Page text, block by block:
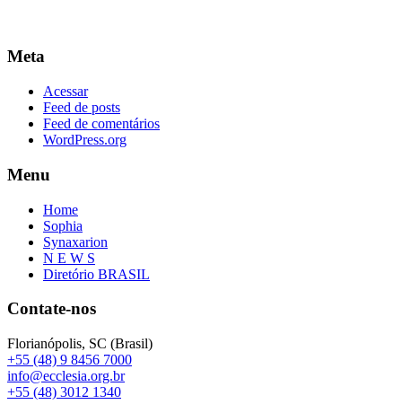
Meta
Acessar
Feed de posts
Feed de comentários
WordPress.org
Menu
Home
Sophia
Synaxarion
N E W S
Diretório BRASIL
Contate-nos
Florianópolis, SC (Brasil)
+55 (48) 9 8456 7000
info@ecclesia.org.br
+55 (48) 3012 1340